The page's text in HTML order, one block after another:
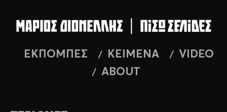
ΕΚΠΟΜΠΕΣ ΚΕΙΜΕΝΑ
VIDEO
ABOUT